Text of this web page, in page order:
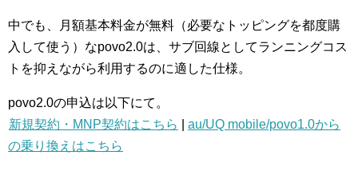
中でも、月額基本料金が無料（必要なトッピングを都度購
入して使う）なpovo2.0は、サブ回線としてランニングコス
トを抑えながら利用するのに適した仕様。
povo2.0の申込は以下にて。
新規契約・MNP契約はこちら
au/UQ mobile/povo1.0から
の乗り換えはこちら